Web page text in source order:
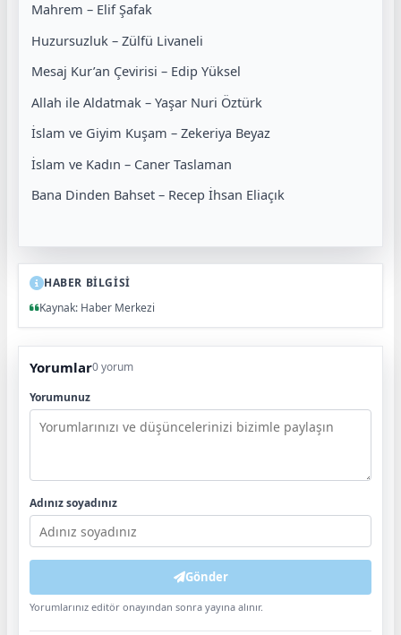
Mahrem – Elif Şafak
Huzursuzluk – Zülfü Livaneli
Mesaj Kur’an Çevirisi – Edip Yüksel
Allah ile Aldatmak – Yaşar Nuri Öztürk
İslam ve Giyim Kuşam – Zekeriya Beyaz
İslam ve Kadın – Caner Taslaman
Bana Dinden Bahset – Recep İhsan Eliaçık
HABER BİLGİSİ
Kaynak: Haber Merkezi
Yorumlar0 yorum
Yorumunuz
Adınız soyadınız
Gönder
Yorumlarınız editör onayından sonra yayına alınır.